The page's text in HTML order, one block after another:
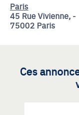
Paris
45 Rue Vivienne, -
75002 Paris
Ces